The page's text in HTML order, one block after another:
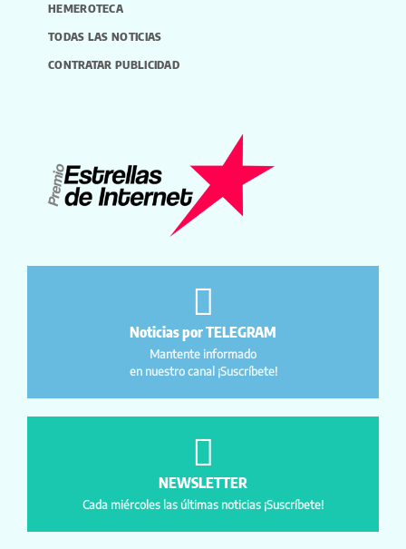
HEMEROTECA
TODAS LAS NOTICIAS
CONTRATAR PUBLICIDAD
Noticias por TELEGRAM
Mantente informado
en nuestro canal ¡Suscríbete!
NEWSLETTER
Cada miércoles las últimas noticias ¡Suscríbete!